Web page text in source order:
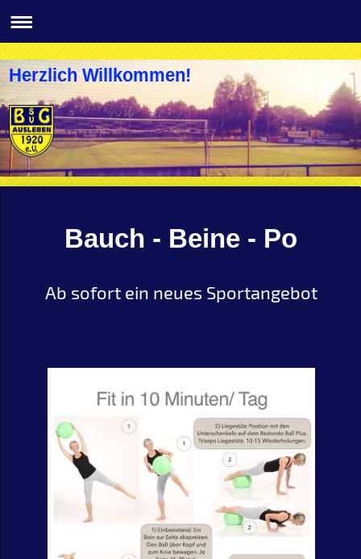
Herzlich Willkommen!
Bauch - Beine - Po
Ab sofort ein neues Sportangebot